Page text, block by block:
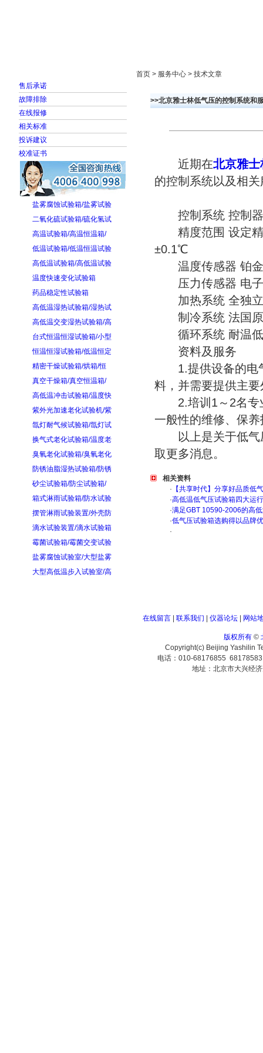
售后承诺
故障排除
在线报修
相关标准
投诉建议
校准证书
盐雾腐蚀试验箱/盐雾试验
二氧化硫试验箱/硫化氢试
高温试验箱/高温恒温箱/
低温试验箱/低温恒温试验
高低温试验箱/高低温试验
温度快速变化试验箱
药品稳定性试验箱
高低温湿热试验箱/湿热试
高低温交变湿热试验箱/高
台式恒温恒湿试验箱/小型
恒温恒湿试验箱/低温恒定
精密干燥试验箱/烘箱/恒
真空干燥箱/真空恒温箱/
高低温冲击试验箱/温度快
紫外光加速老化试验机/紫
氙灯耐气候试验箱/氙灯试
换气式老化试验箱/温度老
臭氧老化试验箱/臭氧老化
防锈油脂湿热试验箱/防锈
砂尘试验箱/防尘试验箱/
箱式淋雨试验箱/防水试验
摆管淋雨试验装置/外壳防
滴水试验装置/滴水试验箱
霉菌试验箱/霉菌交变试验
盐雾腐蚀试验室/大型盐雾
大型高低温步入试验室/高
首页 > 服务中心 > 技术文章
>>北京雅士林低气压的控制系统和
近期在北京雅士
的控制系统以及相
控制系统 控制器
精度范围 设定精
±0.1℃
温度传感器 铂金
压力传感器 电子
加热系统 全独立
制冷系统 法国原
循环系统 耐温低
资料及服务
1.提供设备的电气
料，并需要提供主
2.培训1～2名专业
一般性的维修、保养
以上是关于低气
取更多消息。
相关资料
· 【共享时代】分享好品质低
·高低温低气压试验箱四大运
·满足GBT 10590-2006的高
·低气压试验箱选购得以品牌
·
在线留言| 联系我们 仪器论坛| 网站
版权所有©
Copyright(c) Beijing Yashilin
电话：010-68176855
地址：北京市大兴经